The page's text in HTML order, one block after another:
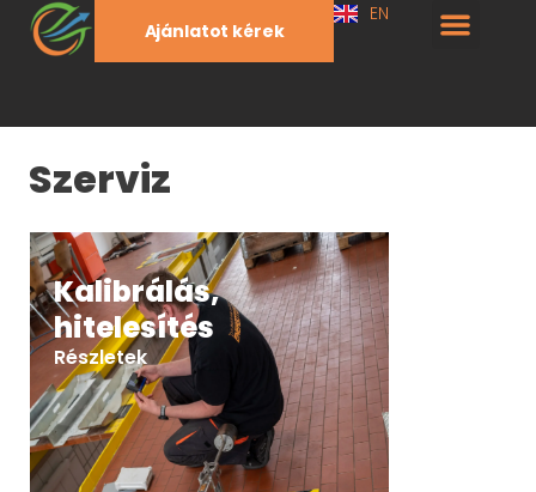
Ajánlatot kérek
EN
Szerviz
Kalibrálás,
hitelesítés
Részletek